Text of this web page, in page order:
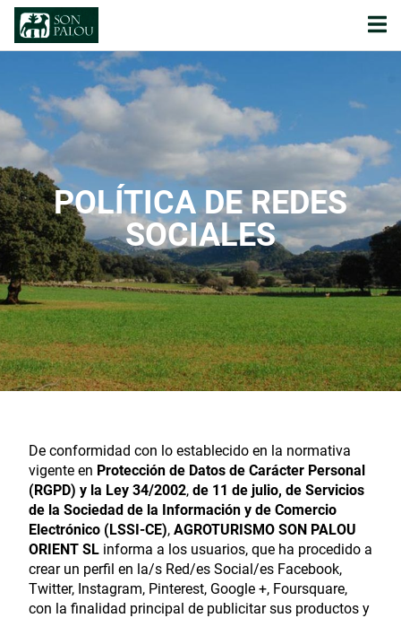
POLÍTICA DE REDES
SOCIALES
De conformidad con lo establecido en la normativa
vigente en Protección de Datos de Carácter Personal
(RGPD) y la Ley 34/2002, de 11 de julio, de Servicios
de la Sociedad de la Información y de Comercio
Electrónico (LSSI-CE), AGROTURISMO SON PALOU
ORIENT SL informa a los usuarios, que ha procedido a
crear un perfil en la/s Red/es Social/es Facebook,
Twitter, Instagram, Pinterest, Google +, Foursquare,
con la finalidad principal de publicitar sus productos y